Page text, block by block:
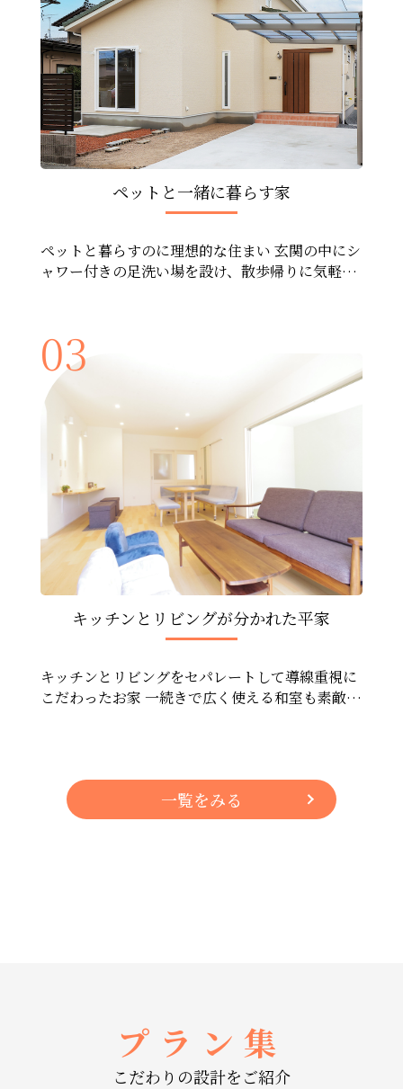
ペットと一緒に暮らす家
ペットと暮らすのに理想的な住まい 玄関の中にシ
ャワー付きの足洗い場を設け、散歩帰りに気軽に
キッチンとリビングが分かれた平家
キッチンとリビングをセパレートして導線重視に
こだわったお家 一続きで広く使える和室も素敵で
一覧をみる
プラン集
こだわりの設計をご紹介